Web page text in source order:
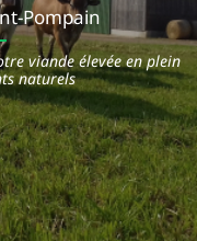
Pompain
viande élevée en plein
naturels